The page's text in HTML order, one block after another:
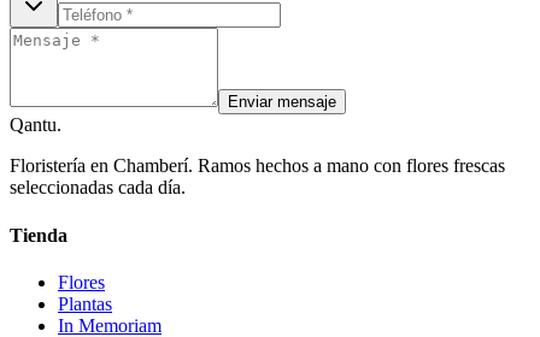
Enviar mensaje
Qantu.
Floristería en Chamberí. Ramos hechos a mano con flores frescas
seleccionadas cada día.
Tienda
Flores
Plantas
In Memoriam